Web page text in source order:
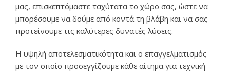
μας, επισκεπτόμαστε ταχύτατα το χώρο σας, ώστε να
μπορέσουμε να δούμε από κοντά τη βλάβη και να σας
προτείνουμε τις καλύτερες δυνατές λύσεις.
Η υψηλή αποτελεσματικότητα και ο επαγγελματισμός
με τον οποίο προσεγγίζουμε κάθε αίτημα για τεχνική